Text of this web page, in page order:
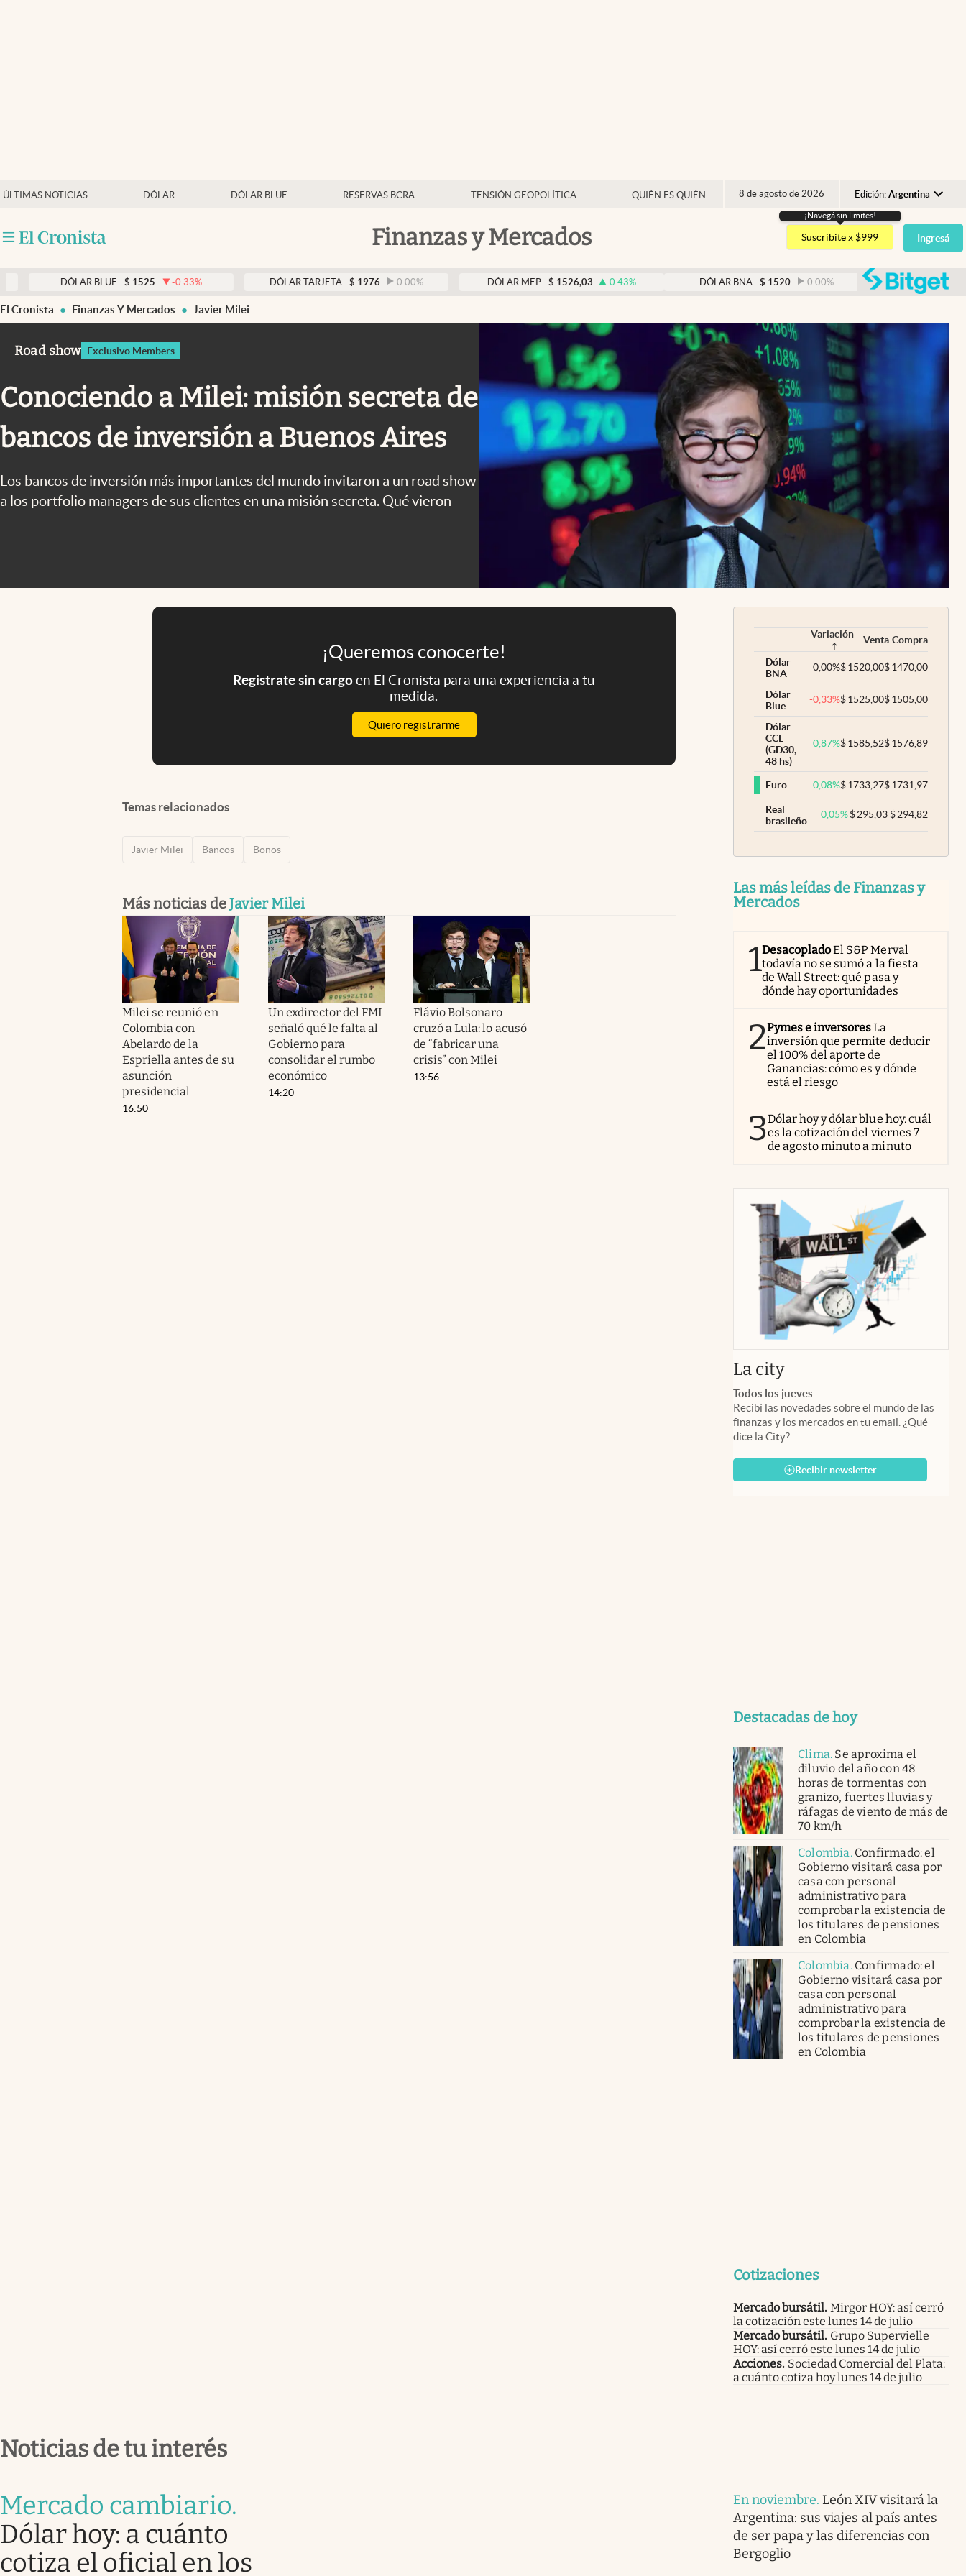
ÚLTIMAS NOTICIAS DÓLAR DÓLAR BLUE RESERVAS BCRA TENSIÓN GEOPOLÍTICA QUIÉN ES QUIÉN 8 de agosto de 2026 Edición: Argentina
Argentina
España
USA
Finanzas y Mercados
Mercados Online
Otras secciones
Clase
Clima
Eventos Corporativos
Mediakit
¡Navegá sin limites!
Suscribite x $999 Ingresá
DÓLAR BLUE $ 1525 -0.33% DÓLAR TARJETA $ 1976 0.00% DÓLAR MEP $ 1526,03 0.43% DÓLAR BNA $ 1520 0.00% DÓLAR BLUE $ 1525
El Cronista Finanzas Y Mercados Javier Milei
Road show Exclusivo Members
Conociendo a Milei: misión secreta de
bancos de inversión a Buenos Aires
Los bancos de inversión más importantes del mundo invitaron a un road show
a los portfolio managers de sus clientes en una misión secreta. Qué vieron
¡Queremos conocerte!
Registrate sin cargoen El Cronista para una experiencia a tu
medida.
Quiero registrarme
Temas relacionados
Javier Milei Bancos Bonos
Más noticias deJavier Milei
Milei se reunió en
Colombia con
Abelardo de la
Espriella antes de su
asunción
presidencial
16:50
Un exdirector del FMI
señaló qué le falta al
Gobierno para
consolidar el rumbo
económico
14:20
Flávio Bolsonaro
cruzó a Lula: lo acusó
de “fabricar una
crisis” con Milei
13:56
Variación Venta Compra
Dólar
BNA
0,00%$1520,00$1470,00
Dólar
Blue
-0,33%$1525,00$1505,00
Dólar
CCL
(GD30,
48 hs)
0,87%$1585,52$1576,89
Euro 0,08%$1733,27$1731,97
Real
brasileño
0,05% $295,03 $294,82
Las más leídas de Finanzas y
Mercados
1DesacopladoEl S&P Merval
todavía no se sumó a la fiesta
de Wall Street: qué pasa y
dónde hay oportunidades
2Pymes e inversoresLa
inversión que permite deducir
el 100% del aporte de
Ganancias: cómo es y dónde
está el riesgo
3Dólar hoy y dólar blue hoy: cuál
es la cotización del viernes 7
de agosto minuto a minuto
La cityabre en nueva pestaña
Todos los jueves
Recibí las novedades sobre el mundo de las
finanzas y los mercados en tu email. ¿Qué
dice la City?
Recibir newsletter
Destacadas de hoy
Clima. Se aproxima el
diluvio del año con 48
horas de tormentas con
granizo, fuertes lluvias y
ráfagas de viento de más de
70 km/h
Colombia. Confirmado: el
Gobierno visitará casa por
casa con personal
administrativo para
comprobar la existencia de
los titulares de pensiones
en Colombia
Colombia. Confirmado: el
Gobierno visitará casa por
casa con personal
administrativo para
comprobar la existencia de
los titulares de pensiones
en Colombia
Cotizaciones
Mercado bursátil. Mirgor HOY: así cerró
la cotización este lunes 14 de julio
Mercado bursátil. Grupo Supervielle
HOY: así cerró este lunes 14 de julio
Acciones. Sociedad Comercial del Plata:
a cuánto cotiza hoy lunes 14 de julio
Noticias de tu interés
Mercado cambiario.
Dólar hoy: a cuánto
cotiza el oficial en los
En noviembre. León XIV visitará la
Argentina: sus viajes al país antes
de ser papa y las diferencias con
Bergoglio